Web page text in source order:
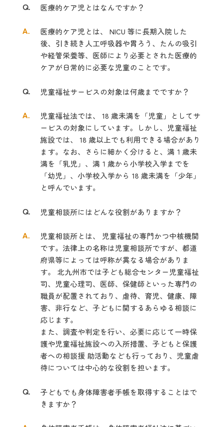
Q. 医療的ケア児とはなんですか？
A.
医療的ケア児とは、 NICU 等に長期入院した
後、引き続き人工呼吸器や胃ろう、たんの吸引
や経管栄養等、医師により必要とされた医療的
ケアが日常的に必要な児童のことです。
Q. 児童福祉サービスの対象は何歳までですか？
A.
児童福祉法では、 18 歳未満を「児童」としてサ
ービスの対象にしています。しかし、児童福祉
施設では、 18 歳以上でも利用できる場合があり
ます。なお、さらに細かく分けると、満１歳未
満を「乳児」、満１歳から小学校入学までを
「幼児」、小学校入学から 18 歳未満を「少年」
と呼んでいます。
Q. 児童相談所にはどんな役割がありますか？
A.
児童相談所とは、 児童福祉の専門かつ中核機関
です。法律上の名称は児童相談所ですが、都道
府県等によっては呼称が異なる場合がありま
す。 北九州市では子ども総合センター児童福祉
司、児童心理司、医師、保健師といった専門の
職員が配置されており、虐待、育児、健康、障
害、非行など、子どもに関するあらゆる相談に
応じます。
また、 調査や判定を行い、必要に応じて一時保
護や児童福祉施設への入所措置、子ども と保護
者への相談援 助活動なども行っており、児童虐
待については中心的な役割を担います。
Q.
子どもでも身体障害者手帳を取得することはで
きますか？